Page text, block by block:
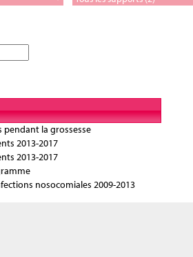
pendant la grossesse
2013-2017
2013-2017
nosocomiales 2009-2013